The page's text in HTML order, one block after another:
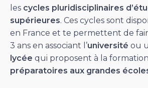
les cycles pluridisciplinaires
supérieures. Ces cycles sont
en France et te permettent de
3 ans en associant l’université ou
lycée qui proposent à la
préparatoires aux grandes